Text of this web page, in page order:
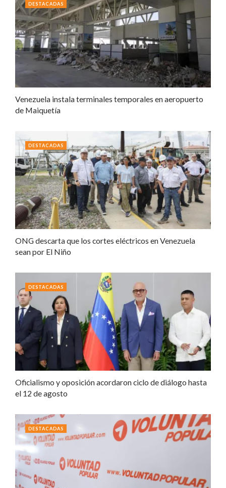
Venezuela instala terminales temporales en aeropuerto
de Maiquetía
DESTACADAS
ONG descarta que los cortes eléctricos en Venezuela
sean por El Niño
DESTACADAS
Oficialismo y oposición acordaron ciclo de diálogo hasta
el 12 de agosto
DESTACADAS
DESTACADAS